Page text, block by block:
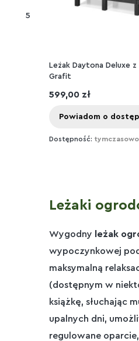
5
Leżak Daytona Deluxe
Grafit
Cena
599,00 zł
Powiadom o
Dostępność:
Leżaki
Wygodny leżak
wypoczynkowej
maksymalną
(dostępnym w
książkę, słuchając
upalnych dni,
regulowane